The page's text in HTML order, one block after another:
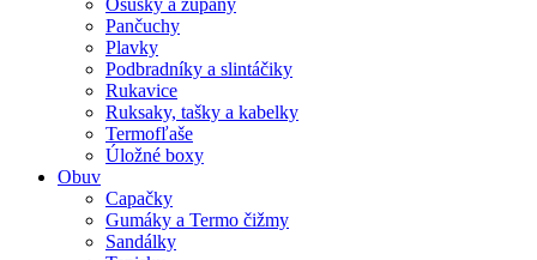
Osušky a župany
Pančuchy
Plavky
Podbradníky a slintáčiky
Rukavice
Ruksaky, tašky a kabelky
Termofľaše
Úložné boxy
Obuv
Capačky
Gumáky a Termo čižmy
Sandálky